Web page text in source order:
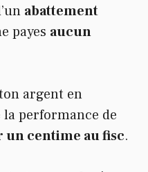
abattement
payes aucun
argent en
performance de
un centime au fisc.